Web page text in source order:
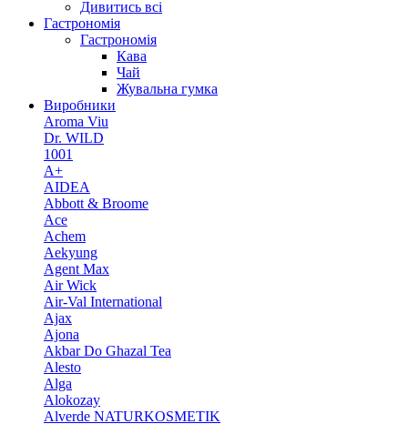
Дивитись всі
Гастрономія
Гастрономія
Кава
Чай
Жувальна гумка
Виробники
Aroma Viu
Dr. WILD
1001
A+
AIDEA
Abbott & Broome
Ace
Achem
Aekyung
Agent Max
Air Wick
Air-Val International
Ajax
Ajona
Akbar Do Ghazal Tea
Alesto
Alga
Alokozay
Alverde NATURKOSMETIK